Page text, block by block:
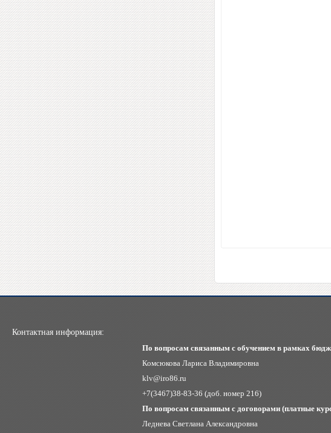
Контактная информация:
По вопросам связанным с обучением в рамках
Комсюкова Лариса Владимировна
klv@iro86.ru
+7(3467)38-83-36 (доб. номер 216)
По вопросам связанным с договорами (платные
Леднева Светлана Александровна